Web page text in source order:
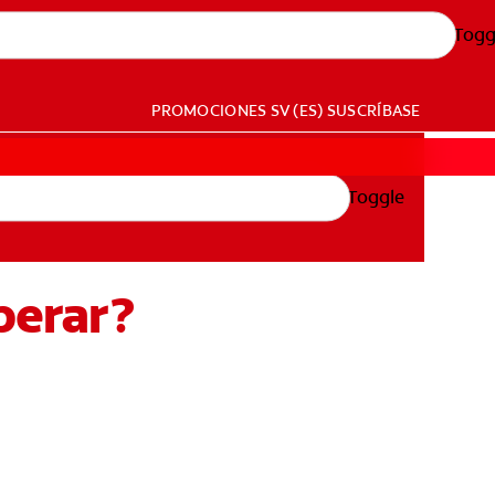
PROMOCIONES SV (ES) SUSCRÍBASE
Toggle